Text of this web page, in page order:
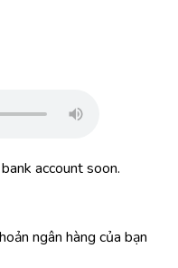
account soon.
ngân hàng của bạn